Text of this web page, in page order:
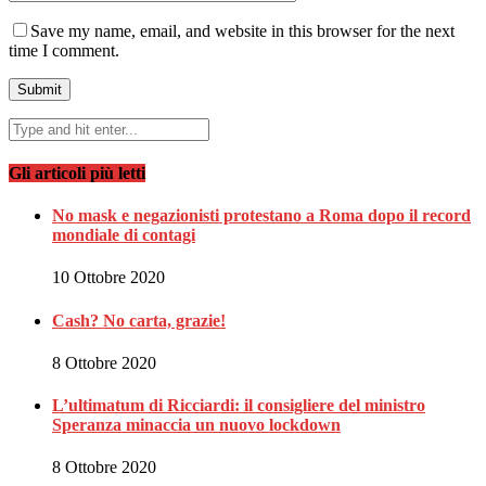
Save my name, email, and website in this browser for the next
time I comment.
Gli articoli più letti
No mask e negazionisti protestano a Roma dopo il record
mondiale di contagi
10 Ottobre 2020
Cash? No carta, grazie!
8 Ottobre 2020
L’ultimatum di Ricciardi: il consigliere del ministro
Speranza minaccia un nuovo lockdown
8 Ottobre 2020